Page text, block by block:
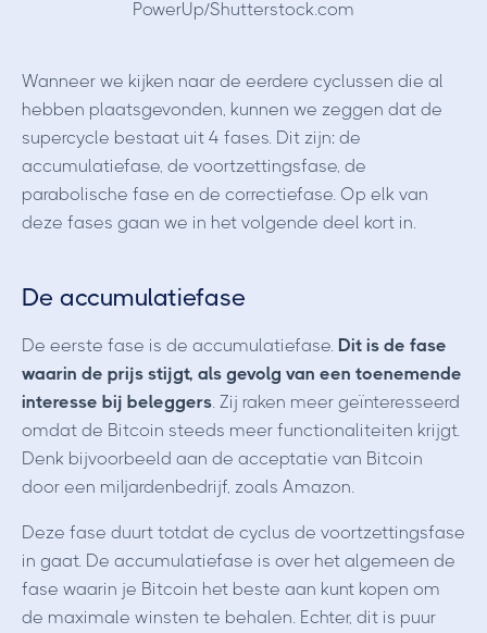
PowerUp/Shutterstock.com
Wanneer we kijken naar de eerdere cyclussen die al
hebben plaatsgevonden, kunnen we zeggen dat de
supercycle bestaat uit 4 fases. Dit zijn: de
accumulatiefase, de voortzettingsfase, de
parabolische fase en de correctiefase. Op elk van
deze fases gaan we in het volgende deel kort in.
De accumulatiefase
De eerste fase is de accumulatiefase. Dit is de fase
waarin de prijs stijgt, als gevolg van een toenemende
interesse bij beleggers . Zij raken meer geïnteresseerd
omdat de Bitcoin steeds meer functionaliteiten krijgt.
Denk bijvoorbeeld aan de acceptatie van Bitcoin
door een miljardenbedrijf, zoals Amazon.
Deze fase duurt totdat de cyclus de voortzettingsfase
in gaat. De accumulatiefase is over het algemeen de
fase waarin je Bitcoin het beste aan kunt kopen om
de maximale winsten te behalen. Echter, dit is puur